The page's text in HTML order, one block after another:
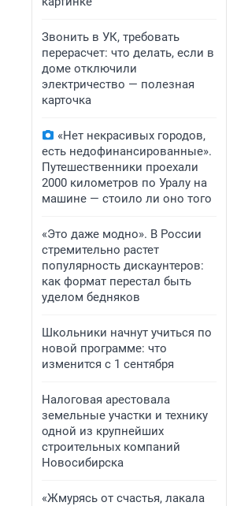
Звонить в УК, требовать
перерасчет: что делать, если в
доме отключили
электричество — полезная
карточка
«Нет некрасивых городов,
есть недофинансированные».
Путешественники проехали
2000 километров по Уралу на
машине — стоило ли оно того
«Это даже модно». В России
стремительно растет
популярность дискаунтеров:
как формат перестал быть
уделом бедняков
Школьники начнут учиться по
новой программе: что
изменится с 1 сентября
Налоговая арестовала
земельные участки и технику
одной из крупнейших
строительных компаний
Новосибирска
«Жмурясь от счастья, лакала